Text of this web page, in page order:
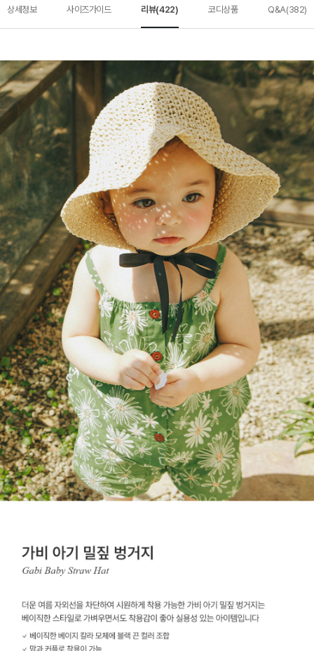
상세정보 사이즈가이드 리뷰(422) 코디상품 Q&A(382)